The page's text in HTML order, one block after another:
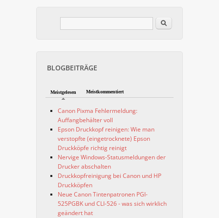
Suchformular Im Blog suchen
BLOGBEITRÄGE
Meistgelesen Meistkommentiert
Canon Pixma Fehlermeldung:
Auffangbehälter voll
Epson Druckkopf reinigen: Wie man
verstopfte (eingetrocknete) Epson
Druckköpfe richtig reinigt
Nervige Windows-Statusmeldungen der
Drucker abschalten
Druckkopfreinigung bei Canon und HP
Druckköpfen
Neue Canon Tintenpatronen PGI-
525PGBK und CLI-526 - was sich wirklich
geändert hat